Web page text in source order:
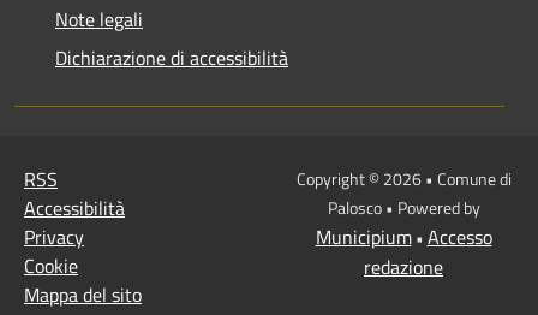
Note legali
Dichiarazione di accessibilità
RSS
Accessibilità
Privacy
Cookie
Mappa del sito
Copyright © 2026 • Comune di
Palosco • Powered by
Municipium• Accesso
redazione